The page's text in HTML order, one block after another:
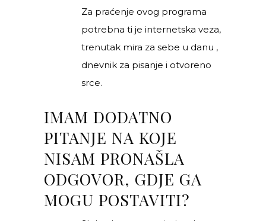
Za praćenje ovog programa
potrebna ti je internetska veza,
trenutak mira za sebe u danu ,
dnevnik za pisanje i otvoreno
srce.
IMAM DODATNO
PITANJE NA KOJE
NISAM PRONAŠLA
ODGOVOR, GDJE GA
MOGU POSTAVITI?